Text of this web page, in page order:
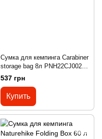
Сумка для кемпинга Carabiner
storage bag 8л PNH22CJ002
khaki
537 грн
Купить